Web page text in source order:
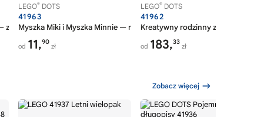
zestaw szkolny
LEGO® DOTS
41963
Myszka Miki i Myszka Minnie — naszywka
od 11,90
zł
LEGO® DOTS
41962
Kreatywny rodzinny zestaw z
od 183,33
zł
Zobacz więcej